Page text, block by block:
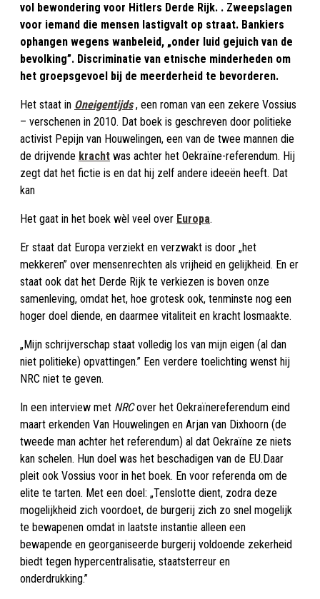
vol bewondering voor Hitlers Derde Rijk. . Zweepslagen
voor iemand die mensen lastigvalt op straat. Bankiers
ophangen wegens wanbeleid, „onder luid gejuich van de
bevolking”. Discriminatie van etnische minderheden om
het groepsgevoel bij de meerderheid te bevorderen.
Het staat in Oneigentijds , een roman van een zekere Vossius
– verschenen in 2010. Dat boek is geschreven door politieke
activist Pepijn van Houwelingen, een van de twee mannen die
de drijvende kracht was achter het Oekraïne-referendum. Hij
zegt dat het fictie is en dat hij zelf andere ideeën heeft. Dat
kan
Het gaat in het boek wèl veel over Europa.
Er staat dat Europa verziekt en verzwakt is door „het
mekkeren” over mensenrechten als vrijheid en gelijkheid. En er
staat ook dat het Derde Rijk te verkiezen is boven onze
samenleving, omdat het, hoe grotesk ook, tenminste nog een
hoger doel diende, en daarmee vitaliteit en kracht losmaakte.
„Mijn schrijverschap staat volledig los van mijn eigen (al dan
niet politieke) opvattingen.” Een verdere toelichting wenst hij
NRC niet te geven.
In een interview met NRCover het Oekraïnereferendum eind
maart erkenden Van Houwelingen en Arjan van Dixhoorn (de
tweede man achter het referendum) al dat Oekraïne ze niets
kan schelen. Hun doel was het beschadigen van de EU.Daar
pleit ook Vossius voor in het boek. En voor referenda om de
elite te tarten. Met een doel: „Tenslotte dient, zodra deze
mogelijkheid zich voordoet, de burgerij zich zo snel mogelijk
te bewapenen omdat in laatste instantie alleen een
bewapende en georganiseerde burgerij voldoende zekerheid
biedt tegen hypercentralisatie, staatsterreur en
onderdrukking.”